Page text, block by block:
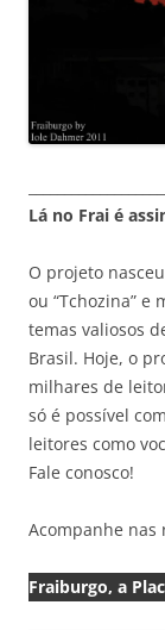
Lá no Frai é
O projeto
ou “Tchozina”
temas valiosos
Brasil. Hoje, o
milhares de
só é possível
leitores como
Fale conosco!
Acompanhe nas
Fraiburgo, a